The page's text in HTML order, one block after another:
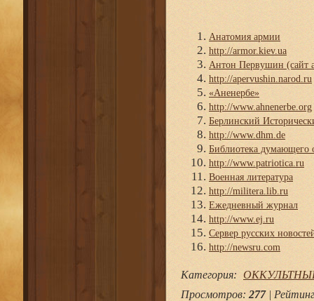
Анатомия армии
http://armor.kiev.ua
Антон Первушин (сайт
http://apervushin.narod.ru
«Аненербе»
http://www.ahnenerbe.org
Берлинский
http://www.dhm.de
Библиотека думающего
http://www.patriotica.ru
Военная литература
http://militera.lib.ru
Ежедневный журнал
http://www.ej.ru
Сервер русских
http://newsru.com
Категория:
Просмотров: 277| Рейтинг